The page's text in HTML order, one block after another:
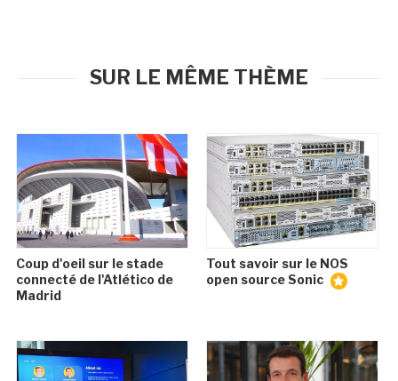
SUR LE MÊME THÈME
Coup d'oeil sur le stade
connecté de l'Atlético de
Madrid
Tout savoir sur le NOS
open source Sonic